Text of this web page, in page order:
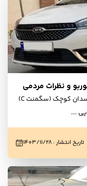
چری آریزو 5 توربو جدید (IE) یک خودروی سدان کوچک (سگمنت C)
...
تاریخ انتشار: ۱۴۰۳/۱۱/۲۸